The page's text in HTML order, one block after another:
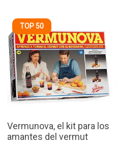
TOP 50
Vermunova, el kit para los
amantes del vermut